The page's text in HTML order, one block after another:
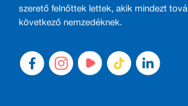
szerető felnőttek lettek, akik mindezt
következő nemzedéknek.